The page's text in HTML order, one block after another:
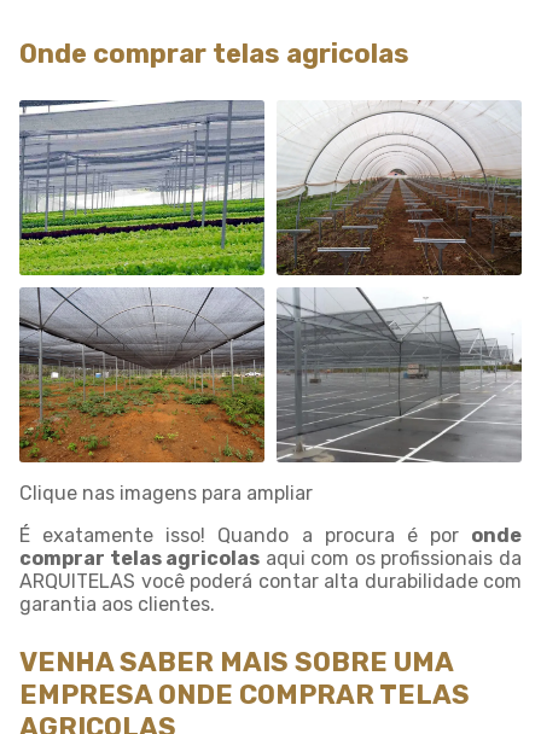
Onde comprar telas agricolas
Clique nas imagens para ampliar
É exatamente isso! Quando a procura é por onde
comprar telas agricolas aqui com os profissionais da
ARQUITELAS você poderá contar alta durabilidade com
garantia aos clientes.
VENHA SABER MAIS SOBRE UMA
EMPRESA ONDE COMPRAR TELAS
AGRICOLAS